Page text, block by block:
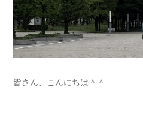
皆さん、こんにちは＾＾